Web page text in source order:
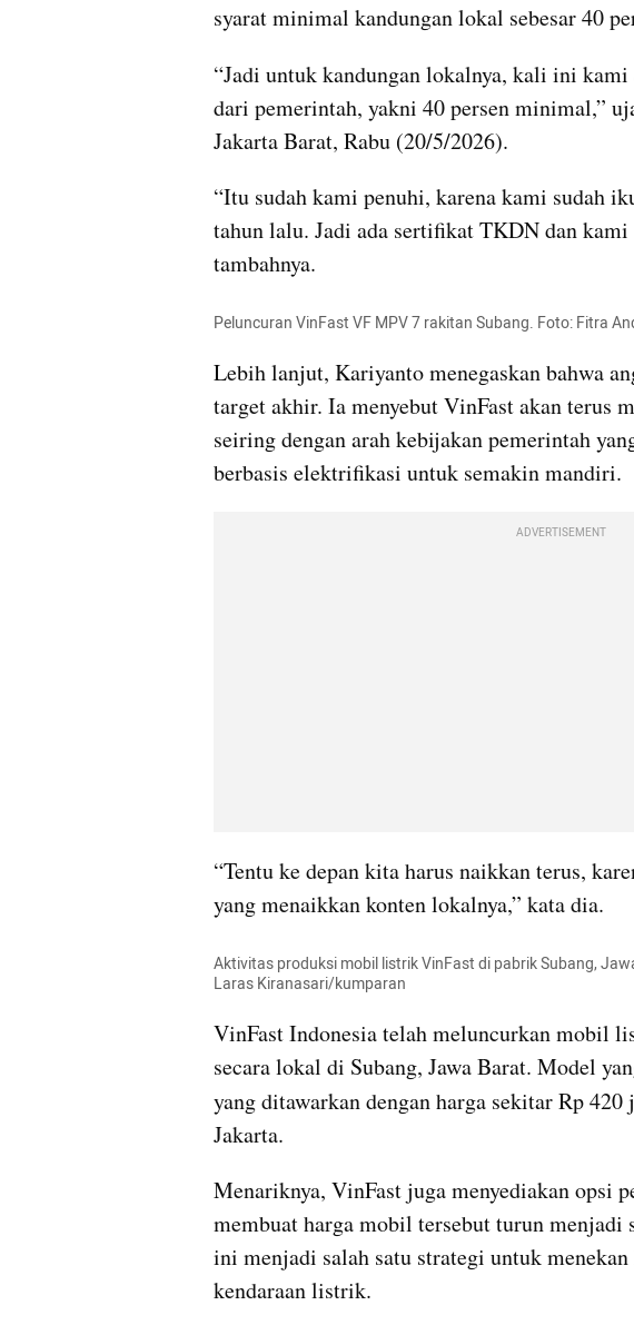
syarat minimal kandungan lokal sebesar 40
“Jadi untuk kandungan lokalnya, kali ini kami
dari pemerintah, yakni 40 persen minimal,”
Jakarta Barat, Rabu (20/5/2026).
“Itu sudah kami penuhi, karena kami sudah
tahun lalu. Jadi ada sertifikat TKDN dan kami
tambahnya.
Peluncuran VinFast VF MPV 7 rakitan Subang. Foto: Fitra
Lebih lanjut, Kariyanto menegaskan bahwa
target akhir. Ia menyebut VinFast akan terus
seiring dengan arah kebijakan pemerintah
berbasis elektrifikasi untuk semakin mandiri.
ADVERTISEMENT
“Tentu ke depan kita harus naikkan terus,
yang menaikkan konten lokalnya,” kata dia.
Aktivitas produksi mobil listrik VinFast di pabrik Subang,
Laras Kiranasari/kumparan
VinFast Indonesia telah meluncurkan mobil
secara lokal di Subang, Jawa Barat. Model
yang ditawarkan dengan harga sekitar Rp 420
Jakarta.
Menariknya, VinFast juga menyediakan opsi
membuat harga mobil tersebut turun menjadi
ini menjadi salah satu strategi untuk
kendaraan listrik.